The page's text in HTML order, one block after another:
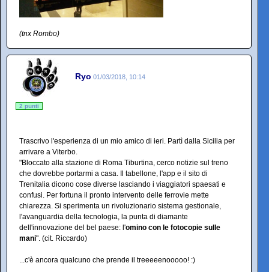
(tnx Rombo)
Ryo 01/03/2018, 10:14
2 punti
Trascrivo l'esperienza di un mio amico di ieri. Partì dalla Sicilia per
arrivare a Viterbo.
"Bloccato alla stazione di Roma Tiburtina, cerco notizie sul treno
che dovrebbe portarmi a casa. Il tabellone, l'app e il sito di
Trenitalia dicono cose diverse lasciando i viaggiatori spaesati e
confusi. Per fortuna il pronto intervento delle ferrovie mette
chiarezza. Si sperimenta un rivoluzionario sistema gestionale,
l'avanguardia della tecnologia, la punta di diamante
dell'innovazione del bel paese: l'omino con le fotocopie sulle
mani". (cit. Riccardo)
...c'è ancora qualcuno che prende il treeeeenooooo! :)